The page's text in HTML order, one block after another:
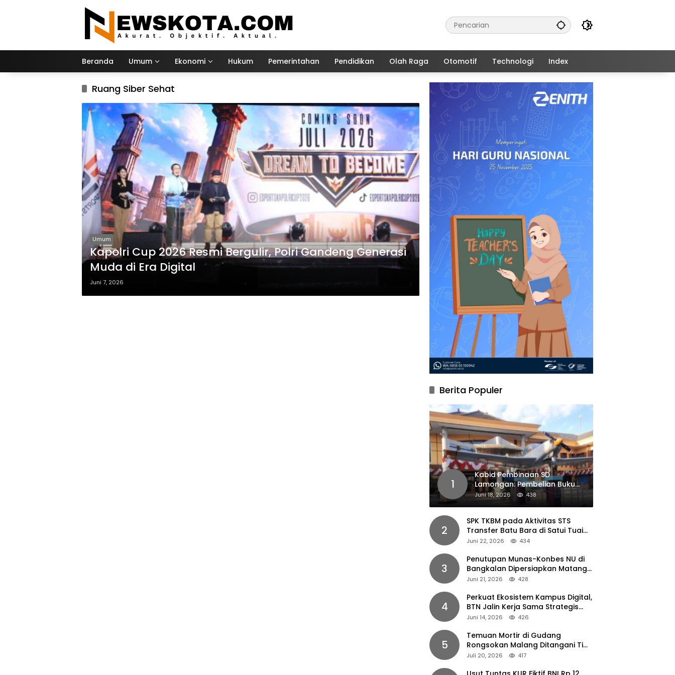
Beranda Umum Ekonomi Hukum Pemerintahan Pendidikan Olah Raga Otomotif Technologi Index
Ruang Siber Sehat
Umum
Kapolri Cup 2026 Resmi Bergulir, Polri Gandeng Generasi
Muda di Era Digital
Juni 7, 2026
Berita Populer
1
Kabid Pembinaan SD
Lamongan: Pembelian Buku
Pendamping Tidak Boleh
Dipaksakan
Juni 18, 2026 438
2
SPK TKBM pada Aktivitas STS
Transfer Batu Bara di Satui Tuai
Sorotan
Juni 22, 2026 434
3
Penutupan Munas-Konbes NU di
Bangkalan Dipersiapkan Matang,
Gus Ipul Turun Tangan
Juni 21, 2026 428
4
Perkuat Ekosistem Kampus Digital,
BTN Jalin Kerja Sama Strategis
dengan UNAIR
Juni 14, 2026 426
5
Temuan Mortir di Gudang
Rongsokan Malang Ditangani Tim
Gegana Polda Jatim
Juli 20, 2026 417